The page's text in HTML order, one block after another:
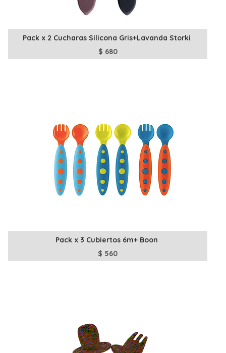
Pack x 2 Cucharas Silicona Gris+Lavanda Storki
$ 680
Pack x 3 Cubiertos 6m+ Boon
$ 560